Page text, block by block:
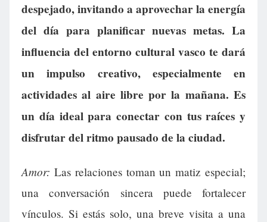
despejado, invitando a aprovechar la energía
del día para planificar nuevas metas. La
influencia del entorno cultural vasco te dará
un impulso creativo, especialmente en
actividades al aire libre por la mañana. Es
un día ideal para conectar con tus raíces y
disfrutar del ritmo pausado de la ciudad.
Amor: Las relaciones toman un matiz especial;
una conversación sincera puede fortalecer
vínculos. Si estás solo, una breve visita a una